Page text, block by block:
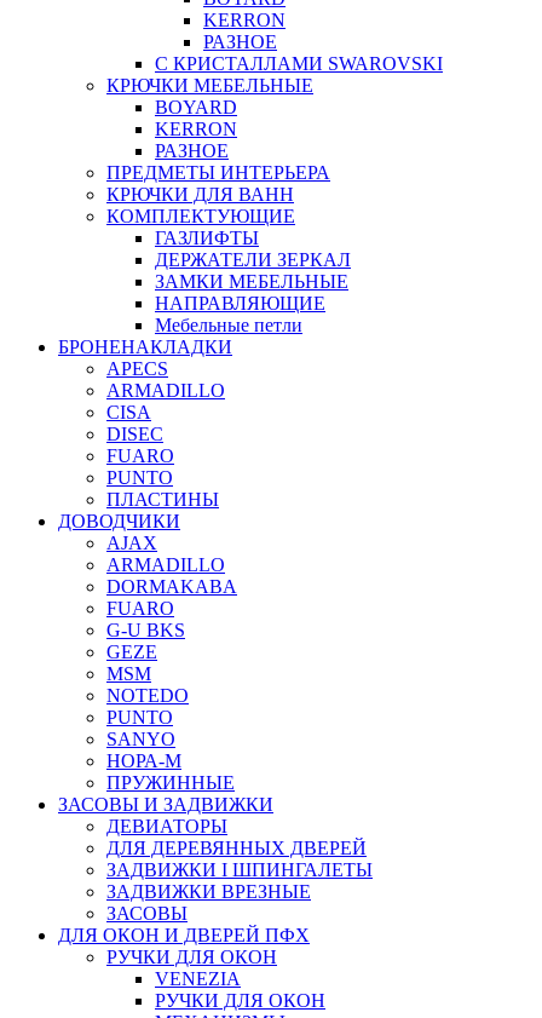
KERRON
РАЗНОЕ
С КРИСТАЛЛАМИ SWAROVSKI
КРЮЧКИ МЕБЕЛЬНЫЕ
BOYARD
KERRON
РАЗНОЕ
ПРЕДМЕТЫ ИНТЕРЬЕРА
КРЮЧКИ ДЛЯ ВАНН
КОМПЛЕКТУЮЩИЕ
ГАЗЛИФТЫ
ДЕРЖАТЕЛИ ЗЕРКАЛ
ЗАМКИ МЕБЕЛЬНЫЕ
НАПРАВЛЯЮЩИЕ
Мебельные петли
БРОНЕНАКЛАДКИ
APECS
ARMADILLO
CISA
DISEC
FUARO
PUNTO
ПЛАСТИНЫ
ДОВОДЧИКИ
AJAX
ARMADILLO
DORMAKABA
FUARO
G-U BKS
GEZE
MSM
NOTEDO
PUNTO
SANYO
НОРА-М
ПРУЖИННЫЕ
ЗАСОВЫ И ЗАДВИЖКИ
ДЕВИАТОРЫ
ДЛЯ ДЕРЕВЯННЫХ ДВЕРЕЙ
ЗАДВИЖКИ I ШПИНГАЛЕТЫ
ЗАДВИЖКИ ВРЕЗНЫЕ
ЗАСОВЫ
ДЛЯ ОКОН И ДВЕРЕЙ ПФХ
РУЧКИ ДЛЯ ОКОН
VENEZIA
РУЧКИ ДЛЯ ОКОН